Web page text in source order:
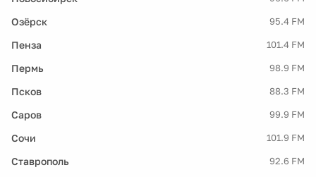
Озёрск 95.4 FM
Пенза 101.4 FM
Пермь 98.9 FM
Псков 88.3 FM
Саров 99.9 FM
Сочи 101.9 FM
Ставрополь 92.6 FM